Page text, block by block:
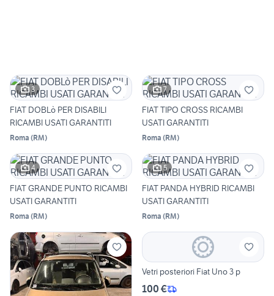
3
FIAT DOBLò PER DISABILI
RICAMBI USATI GARANTITI
Roma (RM)
7
FIAT TIPO CROSS RICAMBI
USATI GARANTITI
Roma (RM)
4
FIAT GRANDE PUNTO RICAMBI
USATI GARANTITI
Roma (RM)
5
FIAT PANDA HYBRID RICAMBI
USATI GARANTITI
Roma (RM)
Vetri posteriori Fiat Uno 3 p
100 €